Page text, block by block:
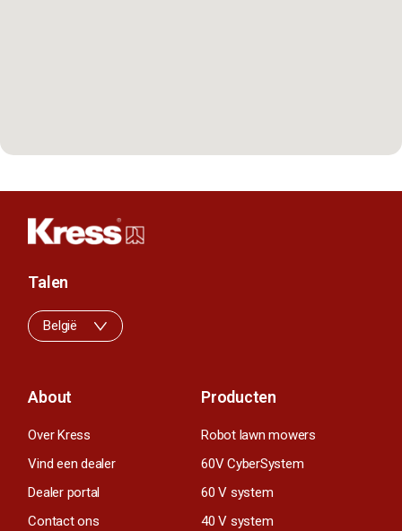
About
Over Kress
Vind een dealer
Dealer portal
Contact ons
Producten
Robot lawn mowers
60V CyberSystem
60 V system
40 V system
Talen
België